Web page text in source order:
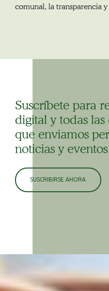
comunal, la transparencia
Suscríbete para
digital y todas
que enviamos
noticias y eventos
SUSCRIBIRSE AHORA